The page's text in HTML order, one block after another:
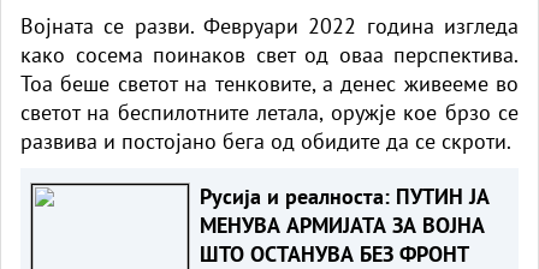
Војната се разви. Февруари 2022 година изгледа
како сосема поинаков свет од оваа перспектива.
Тоа беше светот на тенковите, а денес живееме во
светот на беспилотните летала, оружје кое брзо се
развива и постојано бега од обидите да се скроти.
Русија и реалноста: ПУТИН ЈА
МЕНУВА АРМИЈАТА ЗА ВОЈНА
ШТО ОСТАНУВА БЕЗ ФРОНТ